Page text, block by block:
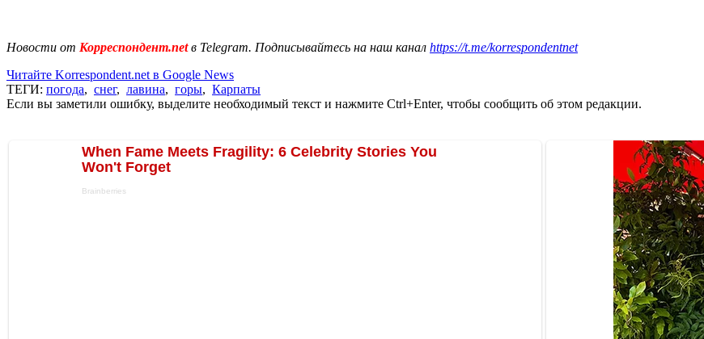
Новости от Корреспондент.netв Telegram. Подписывайтесь на наш канал https://t.me/korrespondentnet
Читайте Korrespondent.net в Google News
ТЕГИ: погода, снег, лавина, горы, Карпаты
Если вы заметили ошибку, выделите необходимый текст и нажмите Ctrl+Enter, чтобы сообщить об этом редакции.